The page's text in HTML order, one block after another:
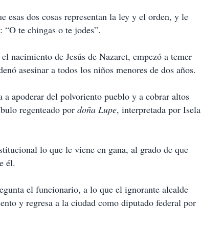
esas dos cosas representan la ley y el orden, y le
: “O te chingas o te jodes”.
nacimiento de Jesús de Nazaret, empezó a temer
asesinar a todos los niños menores de dos años.
apoderar del polvoriento pueblo y a cobrar altos
regenteado por doña Lupe, interpretada por Isela
lo que le viene en gana, al grado de que
él.
el funcionario, a lo que el ignorante alcalde
y regresa a la ciudad como diputado federal por